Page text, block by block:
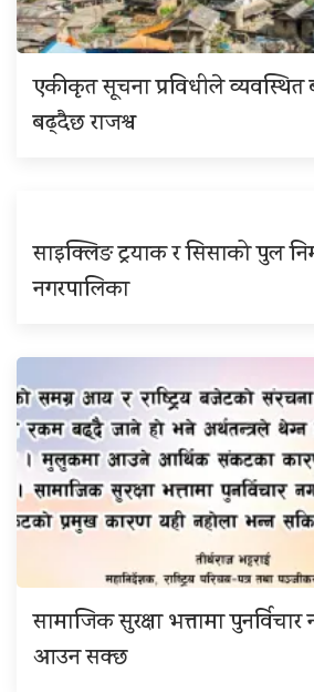
एकीकृत सूचना प्रविधीले व्यवस्थित
बढ्दैछ राजश्व
साइक्लिङ ट्रयाक र सिसाको पुल
नगरपालिका
सामाजिक सुरक्षा भत्तामा
आउन सक्छ